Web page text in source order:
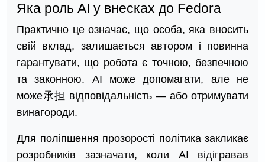
Яка роль AI у внесках до Fedora
Практично це означає, що особа, яка вносить
свій вклад, залишається автором і повинна
гарантувати, що робота є точною, безпечною
та законною. AI може допомагати, але не
може承担 відповідальність — або отримувати
винагороди.
Для поліпшення прозорості політика закликає
розробників зазначати, коли AI відігравав